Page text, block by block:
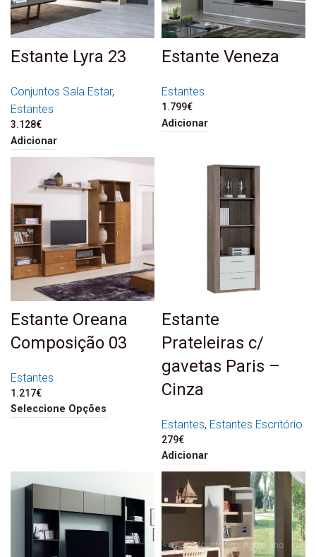
Estante Lyra 23
Conjuntos Sala Estar,
Estantes
3.128€
Adicionar
Estante Veneza
Estantes
1.799€
Adicionar
Estante Oreana
Composição 03
Estantes
1.217€
Seleccione Opções
Estante
Prateleiras c/
gavetas Paris –
Cinza
Estantes, Estantes Escritório
279€
Adicionar